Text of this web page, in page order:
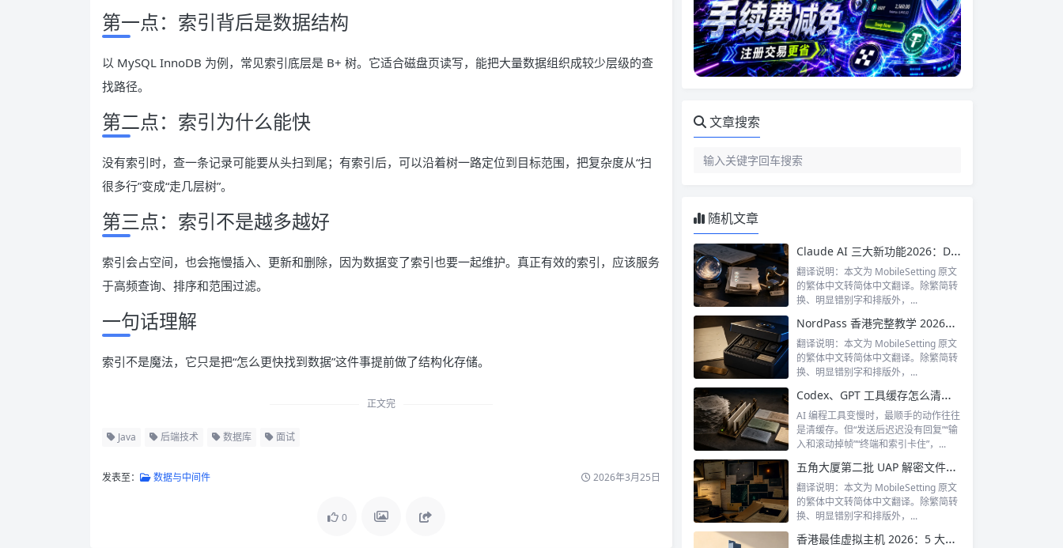
第一点：索引背后是数据结构
以 MySQL InnoDB 为例，常见索引底层是 B+ 树。它适合磁盘页读写，能把大量数据组织成较少层级的查
找路径。
第二点：索引为什么能快
没有索引时，查一条记录可能要从头扫到尾；有索引后，可以沿着树一路定位到目标范围，把复杂度从“扫
很多行”变成“走几层树”。
第三点：索引不是越多越好
索引会占空间，也会拖慢插入、更新和删除，因为数据变了索引也要一起维护。真正有效的索引，应该服务
于高频查询、排序和范围过滤。
一句话理解
索引不是魔法，它只是把“怎么更快找到数据”这件事提前做了结构化存储。
正文完
Java 后端技术 数据库 面试
发表至： 数据与中间件 2026年3月25日
0
文章搜索
随机文章
Claude AI 三大新功能2026：Dreaming记忆、Outcomes成效评估、多代理协调全面解析
翻译说明：本文为 MobileSetting 原文
的繁体中文转简体中文翻译。除繁简转
换、明显错别字和排版外，...
NordPass 香港完整教学 2026：密码管理器系咩、点注册、点用自动填入（附截图）
翻译说明：本文为 MobileSetting 原文
的繁体中文转简体中文翻译。除繁简转
换、明显错别字和排版外，...
Codex、GPT 工具缓存怎么清？Mac 上哪些目录能删
AI 编程工具变慢时，最顺手的动作往往
是清缓存。但“发送后迟迟没有回复”“输
入和滚动掉帧”“终端和索引卡住”，...
五角大厦第二批 UAP 解密文件：星形飞行物影片、情报官员目击橙色光球，war.gov 逾10亿点击
翻译说明：本文为 MobileSetting 原文
的繁体中文转简体中文翻译。除繁简转
换、明显错别字和排版外，...
香港最佳虚拟主机 2026：5 大平台完整比较（速度、价格、支援）